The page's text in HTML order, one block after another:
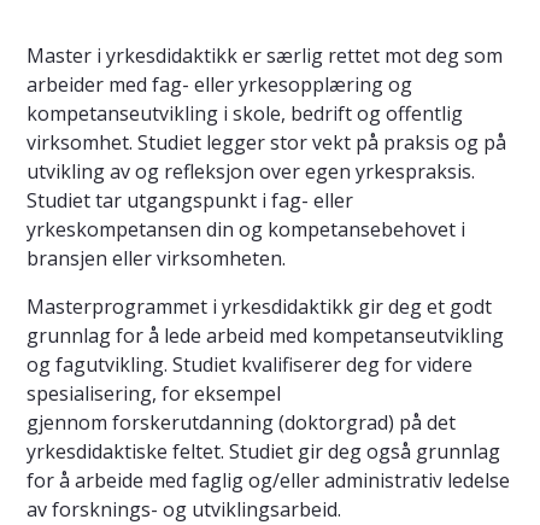
Master i yrkesdidaktikk er særlig rettet mot deg som
arbeider med fag- eller yrkesopplæring og
kompetanseutvikling i skole, bedrift og offentlig
virksomhet. Studiet legger stor vekt på praksis og på
utvikling av og refleksjon over egen yrkespraksis.
Studiet tar utgangspunkt i fag- eller
yrkeskompetansen din og kompetansebehovet i
bransjen eller virksomheten.
Masterprogrammet i yrkesdidaktikk gir deg et godt
grunnlag for å lede arbeid med kompetanseutvikling
og fagutvikling. Studiet kvalifiserer deg for videre
spesialisering, for eksempel
gjennom forskerutdanning (doktorgrad) på det
yrkesdidaktiske feltet. Studiet gir deg også grunnlag
for å arbeide med faglig og/eller administrativ ledelse
av forsknings- og utviklingsarbeid.